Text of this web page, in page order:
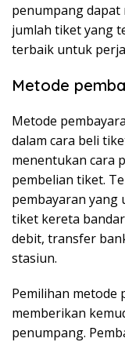
penumpang dapat
jumlah tiket yang
terbaik untuk
Metode
Metode
dalam cara beli
menentukan cara
pembelian tiket.
pembayaran yang
tiket kereta
debit, transfer
stasiun.
Pemilihan metode
memberikan
penumpang.